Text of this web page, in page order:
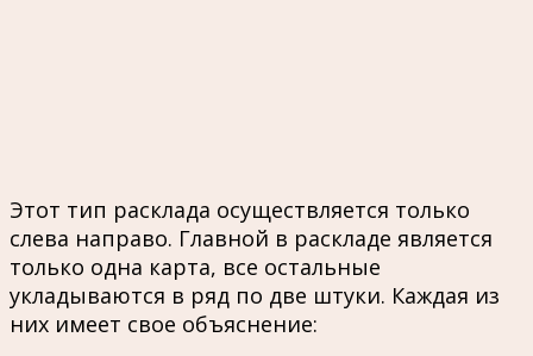
Этот тип расклада осуществляется только
слева направо. Главной в раскладе является
только одна карта, все остальные
укладываются в ряд по две штуки. Каждая из
них имеет свое объяснение: